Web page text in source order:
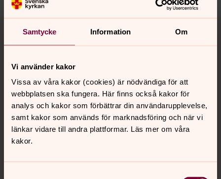
Samtycke Information Om
Vi använder kakor
Vissa av våra kakor (cookies) är nödvändiga för att
webbplatsen ska fungera. Här finns också kakor för
analys och kakor som förbättrar din användarupplevelse,
samt kakor som används för marknadsföring och när vi
länkar vidare till andra plattformar. Läs mer om våra
kakor.
Tillbaka till toppen
Tillbaka till innehållet
Kontakt
Kalender
Hitta snabbt